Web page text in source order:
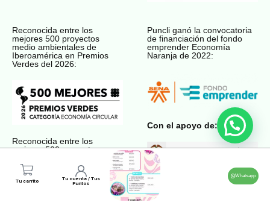
Tu carrito
Tu cuenta / Tus
Puntos
Whatsapp
Reconocida entre los
mejores 500 proyectos
medio ambientales de
Iberoamérica en Premios
Verdes del 2026:
Reconocida entre los
mejores 500 proyectos
Premios Verdes del 2022:
Puncli ganó la convocatoria
de financiación del fondo
emprender Economía
Naranja de 2022:
Con el apoyo de: